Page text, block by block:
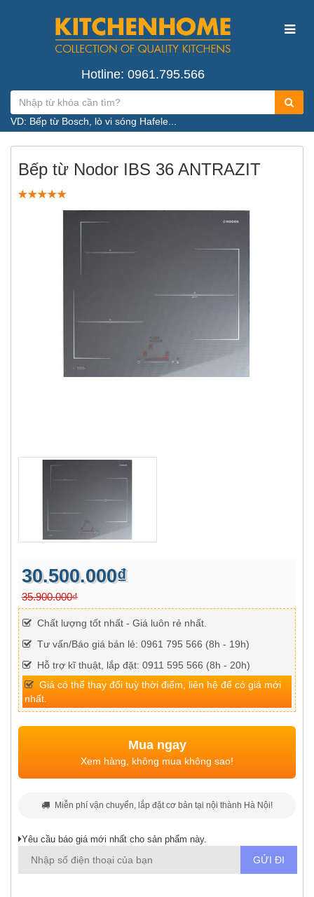
Hotline: 0961.795.566
VD: Bếp từ Bosch, lò vi sóng Hafele...
Bếp từ Nodor IBS 36 ANTRAZIT
30.500.000₫
35.900.000₫
Chất lượng tốt nhất - Giá luôn rẻ nhất.
Tư vấn/Báo giá bán lẻ: 0961 795 566 (8h - 19h)
Hỗ trợ kĩ thuật, lắp đặt: 0911 595 566 (8h - 20h)
Giá có thể thay đổi tuỳ thời điểm, liên hệ để có giá mới
nhất.
Mua ngay
Xem hàng, không mua không sao!
Miễn phí vận chuyển, lắp đặt cơ bản tại nội thành Hà Nội!
Yêu cầu báo giá mới nhất cho sản phẩm này.